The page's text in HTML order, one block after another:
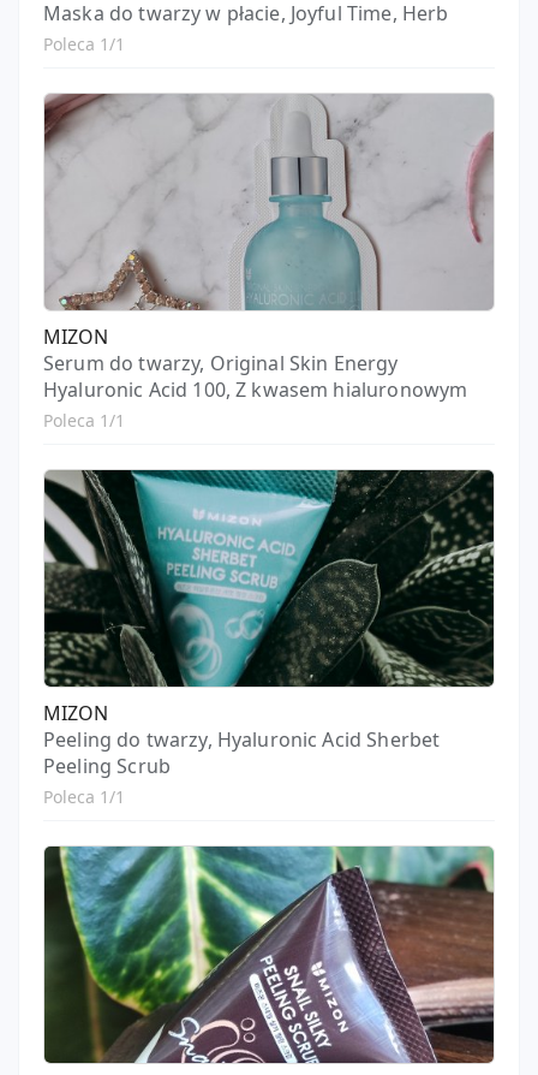
Maska do twarzy w płacie, Joyful Time, Herb
Poleca 1/1
MIZON
Serum do twarzy, Original Skin Energy
Hyaluronic Acid 100, Z kwasem hialuronowym
Poleca 1/1
MIZON
Peeling do twarzy, Hyaluronic Acid Sherbet
Peeling Scrub
Poleca 1/1